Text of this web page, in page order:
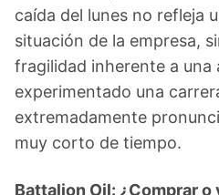
caída del lunes no refleja
situación de la empresa,
fragilidad inherente a una
experimentado una
extremadamente
muy corto de tiempo.
Battalion Oil: ¿Comprar o